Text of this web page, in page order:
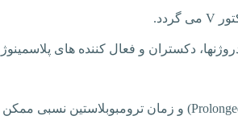
V می گردد.
دکستران و فعال کننده های
) و زمان ترومبوبلاستین نسبی